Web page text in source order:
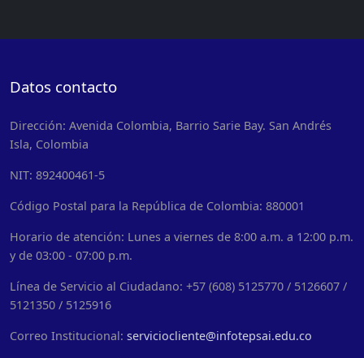
Datos contacto
Dirección: Avenida Colombia, Barrio Sarie Bay. San Andrés
Isla, Colombia
NIT: 892400461-5
Código Postal para la República de Colombia: 880001
Horario de atención: Lunes a viernes de 8:00 a.m. a 12:00 p.m.
y de 03:00 - 07:00 p.m.
Línea de Servicio al Ciudadano: +57 (608) 5125770 / 5126607 /
5121350 / 5125916
Correo Institucional: serviciocliente@infotepsai.edu.co